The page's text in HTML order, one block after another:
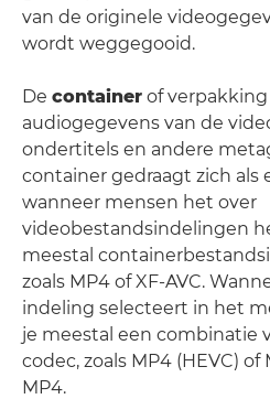
van de originele
wordt weggegooid.
De container of
audiogegevens van de
ondertitels en andere
container gedraagt zich als
wanneer mensen het over
videobestandsindelingen
meestal
zoals MP4 of XF-AVC.
indeling selecteert in het
je meestal een combinatie
codec, zoals MP4 (HEVC)
MP4.